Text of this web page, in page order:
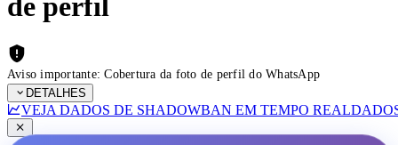
de perfil
Aviso importante: Cobertura da foto de perfil do WhatsApp
DETALHES
VEJA DADOS DE SHADOWBAN EM TEMPO REAL